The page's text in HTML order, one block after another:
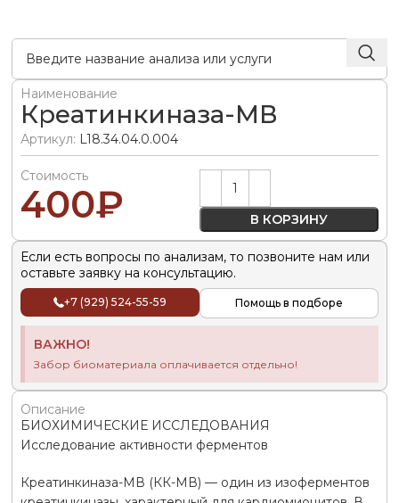
Наименование
Креатинкиназа-МВ
Артикул: L18.34.04.0.004
Стоимость
400₽ В КОРЗИНУ
Alternative:
Если есть вопросы по анализам, то позвоните нам или
оставьте заявку на консультацию.
+7 (929) 524-55-59 Помощь в подборе
ВАЖНО!
Забор биоматериала оплачивается отдельно!
Описание
БИОХИМИЧЕСКИЕ ИССЛЕДОВАНИЯ
Исследование активности ферментов
Креатинкиназа-МВ (КК-МВ) — один из изоферментов